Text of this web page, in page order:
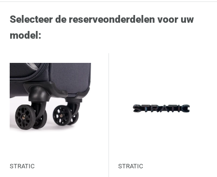
Selecteer de reserveonderdelen voor uw
model:
STRATIC STRATIC